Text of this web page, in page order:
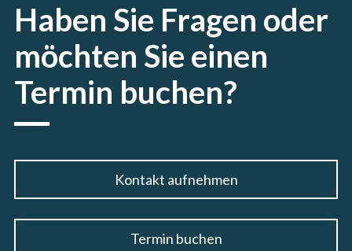
Haben Sie Fragen oder
möchten Sie einen
Termin buchen?
Kontakt aufnehmen
Termin buchen